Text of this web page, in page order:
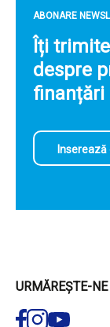
ABONARE
Îți
despre
finanțări
URMĂREȘTE-